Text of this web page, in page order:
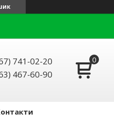
741-02-20
467-60-90